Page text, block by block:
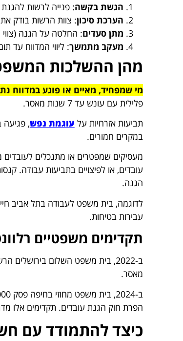
הגשת בקשה: פנייה לרשות להגנת
הערכת סיכון: צוות הרשות בודק את רמת האיום תוך 30
מתן סעדים: החלטה על הגנה (צווי הרחקה,
מעקב מתמשך: ליווי המדווח עד
מהן ההשלכות
מי שמפחיד, מאיים או פוגע במדווח
פלילית עם עונש עד 7 שנות מאסר.
תביעות אזרחיות על עוגמת נפש,
במקרים חמורים.
הגנה.
עבירות בטיחות.
תקדימים משפטיים
מאסר.
הפרת חוק הגנת עובדים. תקדימים אלו
כיצד להתמודד עם